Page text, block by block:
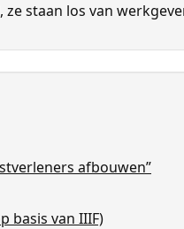
staan los van
afbouwen”
basis van IIIF)